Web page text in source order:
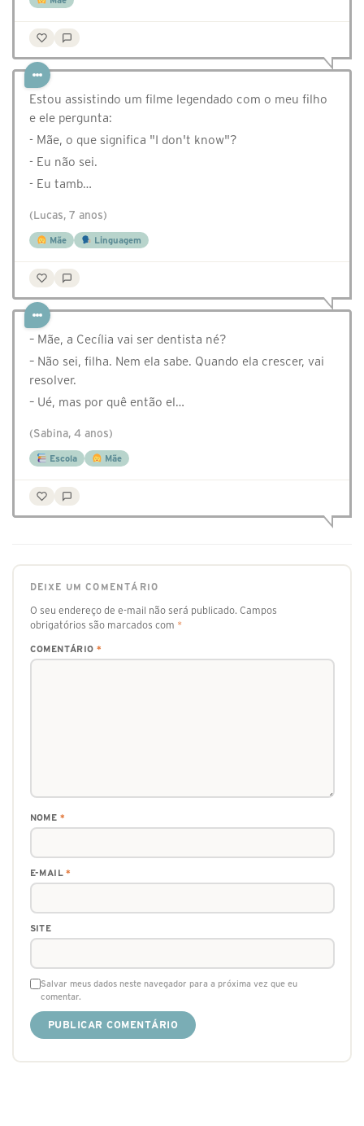
Estou assistindo um filme legendado com o meu filho
e ele pergunta:
- Mãe, o que significa "I don't know"?
- Eu não sei.
- Eu tamb…
(Lucas, 7 anos)
Mãe Linguagem
– Mãe, a Cecília vai ser dentista né?
– Não sei, filha. Nem ela sabe. Quando ela crescer, vai
resolver.
– Ué, mas por quê então el…
(Sabina, 4 anos)
Escola Mãe
DEIXE UM COMENTÁRIO
O seu endereço de e-mail não será publicado. Campos
obrigatórios são marcados com *
COMENTÁRIO *
NOME *
E-MAIL*
SITE
Salvar meus dados neste navegador para a próxima vez que eu
comentar.